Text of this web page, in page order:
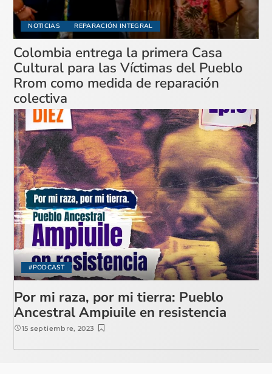
NOTICIAS REPARACIÓN INTEGRAL
Colombia entrega la primera Casa
Cultural para las Víctimas del Pueblo
Rrom como medida de reparación
colectiva
#PODCAST
Por mi raza, por mi tierra: Pueblo
Ancestral Ampiuile en resistencia
15 septiembre, 2023